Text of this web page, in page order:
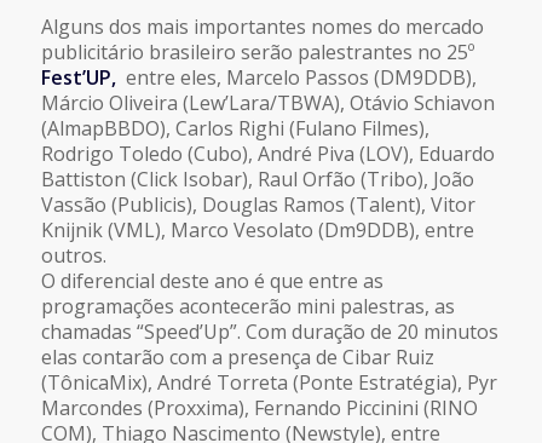
Alguns dos mais importantes nomes do mercado
publicitário brasileiro serão palestrantes no 25º
Fest’UP, entre eles, Marcelo Passos (DM9DDB),
Márcio Oliveira (Lew’Lara/TBWA), Otávio Schiavon
(AlmapBBDO), Carlos Righi (Fulano Filmes),
Rodrigo Toledo (Cubo), André Piva (LOV), Eduardo
Battiston (Click Isobar), Raul Orfão (Tribo), João
Vassão (Publicis), Douglas Ramos (Talent), Vitor
Knijnik (VML), Marco Vesolato (Dm9DDB), entre
outros.
O diferencial deste ano é que entre as
programações acontecerão mini palestras, as
chamadas “Speed’Up”. Com duração de 20 minutos
elas contarão com a presença de Cibar Ruiz
(TônicaMix), André Torreta (Ponte Estratégia), Pyr
Marcondes (Proxxima), Fernando Piccinini (RINO
COM), Thiago Nascimento (Newstyle), entre